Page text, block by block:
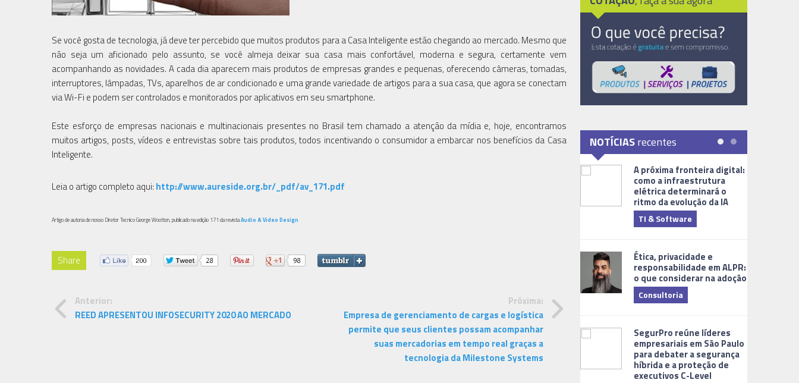
Se você gosta de tecnologia, já deve ter percebido que muitos produtos para a Casa Inteligente estão chegando ao mercado. Mesmo que
não seja um aficionado pelo assunto, se você almeja deixar sua casa mais confortável, moderna e segura, certamente vem
acompanhando as novidades. A cada dia aparecem mais produtos de empresas grandes e pequenas, oferecendo câmeras, tomadas,
interruptores, lâmpadas, TVs, aparelhos de ar condicionado e uma grande variedade de artigos para a sua casa, que agora se conectam
via Wi-Fi e podem ser controlados e monitorados por aplicativos em seu smartphone.
Este esforço de empresas nacionais e multinacionais presentes no Brasil tem chamado a atenção da mídia e, hoje, encontramos
muitos artigos, posts, vídeos e entrevistas sobre tais produtos, todos incentivando o consumidor a embarcar nos benefícios da Casa
Inteligente.
Leia o artigo completo aqui: http://www.aureside.org.br/_pdf/av_171.pdf
Artigo de autoria de nosso Diretor Tecnico George Wootton, publicado na edição 171 da revistaAudio & Video Design
Share
Anterior:
REED APRESENTOU INFOSECURITY 2020 AO MERCADO
Próxima:
Empresa de gerenciamento de cargas e logística
permite que seus clientes possam acompanhar
suas mercadorias em tempo real graças a
tecnologia da Milestone Systems
NOTÍCIASrecentes
A próxima fronteira digital:
como a infraestrutura
elétrica determinará o
ritmo da evolução da IA
TI & Software
Ética, privacidade e
responsabilidade em ALPR:
o que considerar na adoção
Consultoria
SegurPro reúne líderes
empresariais em São Paulo
para debater a segurança
híbrida e a proteção de
executivos C-Level